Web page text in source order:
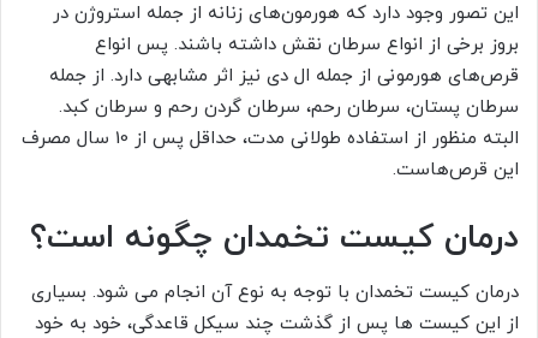
این تصور وجود دارد که هورمون‌های زنانه از جمله استروژن در
بروز برخی از انواع سرطان نقش داشته باشند. پس انواع
قرص‌های هورمونی از جمله ال دی نیز اثر مشابهی دارد. از جمله
سرطان پستان، سرطان رحم، سرطان گردن رحم و سرطان کبد.
البته منظور از استفاده طولانی مدت، حداقل پس از 10 سال مصرف
این قرص‌هاست.
درمان کیست تخمدان چگونه است؟
درمان کیست تخمدان با توجه به نوع آن انجام می شود. بسیاری
از این کیست ها پس از گذشت چند سیکل قاعدگی، خود به خود